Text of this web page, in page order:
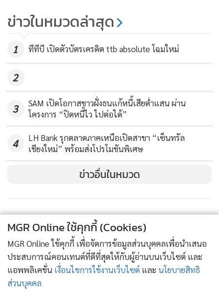
ขณะที่สินเชื่อ SMEs ประชารัฐ มี 3 รูปแบบ ได้แก่ สินเชื่อ GSB
เพื่อ SMEs คล่องตัว สินเชื่อ GSB เพื่อ SMEs ยั่งยืน และสินเชื่อ
GSB บัญชีเดียว โดยผู้กู้เป็นผู้ประกอบการในกลุ่ม Startup ผู้
การธุรกิจขนาดใหญ่ โดยสินเชื่อ GSB เพื่อ SMEs คล่องตัว นำไป
SMEs ยั่งยืน เหมาะสำหรับลงทุนในทรัพย์สินถาวร ซึ่งทั้ง 2
ประเภทนี้ วงเงินกู้สูงสุด 10 ล้านบาท
ส่วนสินเชื่อ GSB บัญชีเดียว เหมาะสำหรับนำไปเป็น
ทุนหมุนเวียนในการดำเนินกิจการ และลงทุนในทรัพย์สินถาวร
วงเงินกู้สูงสุด 100 ล้านบาท โดยเงินกู้ทั้ง 3 ประเภทนี้ คิดอัตรา
ปี ปีที่ 3-4 = 6% ต่อปี ปีที่ 5 เป็นต้นไป คิด MLR/MOR ถึง
MLR/MOR + 1% ขณะที่เงินกู้ระยะยาว 2 ปีแรก อัตราดอกเบี้ย
4% ต่อปี ปีที่ 3-4 = 6% ต่อปี และปีที่ 5-7 เท่ากับ MLR/MOR
ถึง MLR/MOR + 1%
ทั้งนี้ สามารถเลือกใช้บรรษัทประกันสินเชื่ออุตสาหกรรมขนาด
ย่อม (บสย.) เป็นผู้ค้ำประกันได้ โดยที่ บสย.ยกเว้นค่าธรรมเนียม
527
ธ.ก.ส. ขนสารพัดผลิตภัณ์เงินฝากสิน
เชื่อร่วมงาน Thailand Smart
ข่าวในหมวดล่าสุด
1 ทีทีบี เปิดตัวบัตรเครดิต ttb absolute โฉมใหม่
2
3
SAM เปิดโอกาสชาวฝั่งธนแก้หนี้เสียต่ำแสน ผ่าน
โครงการ “ปิดหนี้ไว ไปต่อได้”
4
LH Bank รุกตลาดภาคเหนือเปิดสาขา “เซ็นทรัล
เชียงใหม่” พร้อมส่งโปรโมชันพิเศษ
ข่าวอื่นในหมวด
MGR Online ใช้คุกกี้ (Cookies)
MGR Online ใช้คุกกี้ เพื่อจัดการข้อมูลส่วนบุคคลเพื่อนำเสนอ
ประสบการณ์คอนเทนต์ที่ดีที่สุดให้กับผู้อ่านบนเว็บไซต์ และ
แอพพลิเคชั่น เงื่อนไขการใช้งานเว็บไซต์ และ นโยบายสิทธิ
ส่วนบุคคล